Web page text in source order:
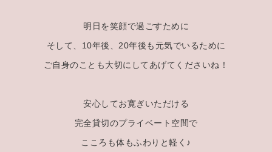
明日を笑顔で過ごすために
そして、10年後、20年後も元気でいるために
ご自身のことも大切にしてあげてくださいね！
安心してお寛ぎいただける
完全貸切のプライベート空間で
こころも体もふわりと軽く♪